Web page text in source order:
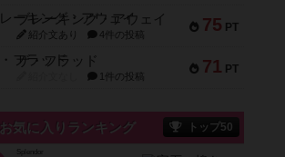
75 PT
ブレーキング・アウェイ
紹介文あり 4件の投稿
71 PT
ザ・フラッド
1件の投稿
お気に入りランキング トップ50